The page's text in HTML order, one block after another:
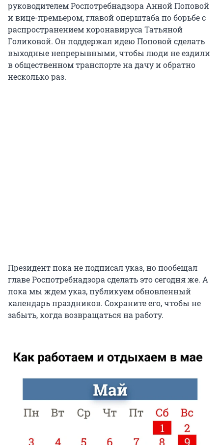
руководителем Роспотребнадзора Анной Поповой
и вице-премьером, главой оперштаба по борьбе с
распространением коронавируса Татьяной
Голиковой. Он поддержал идею Поповой сделать
выходные непрерывными, чтобы люди не ездили
в общественном транспорте на дачу и обратно
несколько раз.
Президент пока не подписал указ, но пообещал
главе Роспотребнадзора сделать это сегодня же. А
пока мы ждем указ, публикуем обновленный
календарь праздников. Сохраните его, чтобы не
забыть, когда возвращаться на работу.